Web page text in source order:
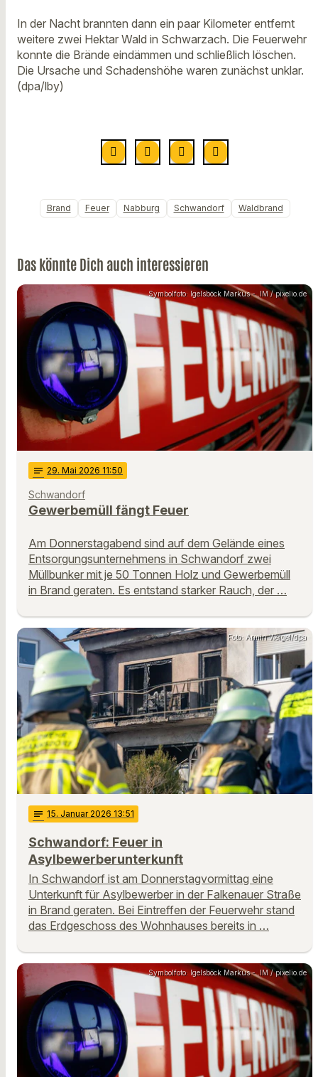
In der Nacht brannten dann ein paar Kilometer entfernt
weitere zwei Hektar Wald in Schwarzach. Die Feuerwehr
konnte die Brände eindämmen und schließlich löschen.
Die Ursache und Schadenshöhe waren zunächst unklar.
(dpa/lby)
Brand Feuer Nabburg Schwandorf Waldbrand
Das könnte Dich auch interessieren
Symbolfoto: Igelsböck Markus - .IM / pixelio.de
notes 29. Mai 2026 11:50
Schwandorf
Gewerbemüll fängt Feuer
Am Donnerstagabend sind auf dem Gelände eines
Entsorgungsunternehmens in Schwandorf zwei
Müllbunker mit je 50 Tonnen Holz und Gewerbemüll
in Brand geraten. Es entstand starker Rauch, der …
Foto: Armin Weigel/dpa
notes 15. Januar 2026 13:51
Schwandorf: Feuer in
Asylbewerberunterkunft
In Schwandorf ist am Donnerstagvormittag eine
Unterkunft für Asylbewerber in der Falkenauer Straße
in Brand geraten. Bei Eintreffen der Feuerwehr stand
das Erdgeschoss des Wohnhauses bereits in …
Symbolfoto: Igelsböck Markus - .IM / pixelio.de